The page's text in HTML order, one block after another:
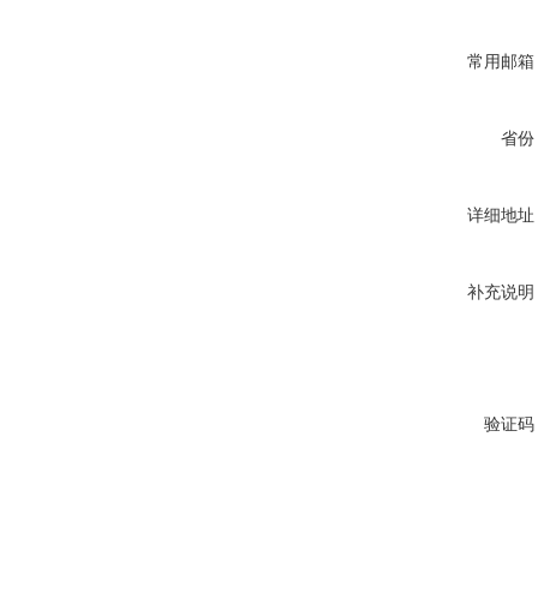
常用邮箱
省份
详细地址
补充说明
验证码